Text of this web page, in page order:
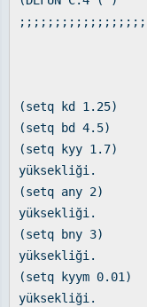
(setq kd
(setq bd
(setq kyy
yüksekliği.
(setq any
yüksekliği.
(setq bny
yüksekliği.
(setq kyym
yüksekliği.